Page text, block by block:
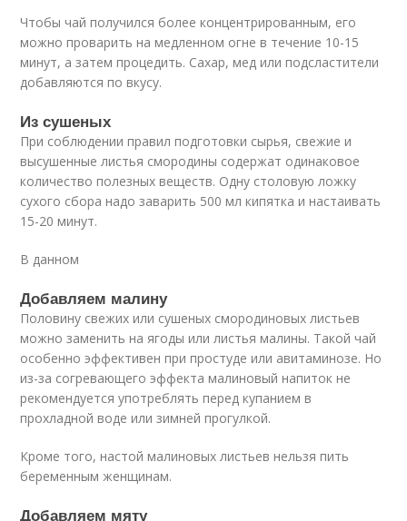
Чтобы чай получился более концентрированным, его
можно проварить на медленном огне в течение 10-15
минут, а затем процедить. Сахар, мед или подсластители
добавляются по вкусу.
Из сушеных
При соблюдении правил подготовки сырья, свежие и
высушенные листья смородины содержат одинаковое
количество полезных веществ. Одну столовую ложку
сухого сбора надо заварить 500 мл кипятка и настаивать
15-20 минут.
В данном
Добавляем малину
Половину свежих или сушеных смородиновых листьев
можно заменить на ягоды или листья малины. Такой чай
особенно эффективен при простуде или авитаминозе. Но
из-за согревающего эффекта малиновый напиток не
рекомендуется употреблять перед купанием в
прохладной воде или зимней прогулкой.
Кроме того, настой малиновых листьев нельзя пить
беременным женщинам.
Добавляем мяту